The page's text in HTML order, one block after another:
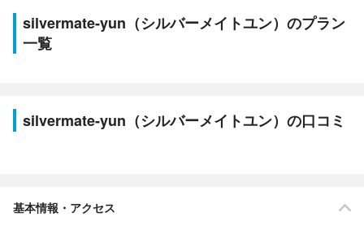
silvermate-yun（シルバーメイトユン）のプラン
一覧
silvermate-yun（シルバーメイトユン）の口コミ
基本情報・アクセス